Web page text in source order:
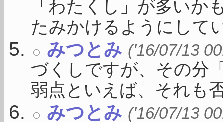
「わたくし」が多いか
たみかけるようにして
みつとみ ('16/07/13
づくしですが、その分
弱点といえば、それも
みつとみ ('16/07/13